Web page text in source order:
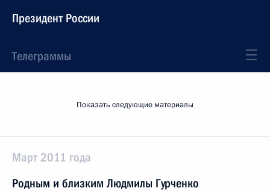
Президент России
Телеграммы
Показать следующие материалы
Март 2011 года
Родным и близким Людмилы Гурченко